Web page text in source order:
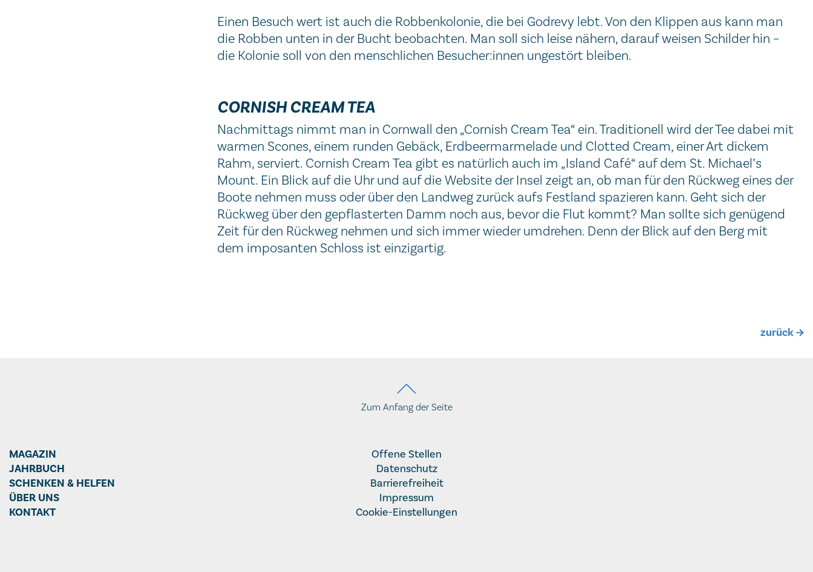
Einen Besuch wert ist auch die Robbenkolonie, die bei Godrevy lebt. Von den Klippen aus kann man
die Robben unten in der Bucht beobachten. Man soll sich leise nähern, darauf weisen Schilder hin –
die Kolonie soll von den menschlichen Besucher:innen ungestört bleiben.
CORNISH CREAM TEA
Nachmittags nimmt man in Cornwall den „Cornish Cream Tea“ ein. Traditionell wird der Tee dabei mit
warmen Scones, einem runden Gebäck, Erdbeermarmelade und Clotted Cream, einer Art dickem
Rahm, serviert. Cornish Cream Tea gibt es natürlich auch im „Island Café“ auf dem St. Michael’s
Mount. Ein Blick auf die Uhr und auf die Website der Insel zeigt an, ob man für den Rückweg eines der
Boote nehmen muss oder über den Landweg zurück aufs Festland spazieren kann. Geht sich der
Rückweg über den gepflasterten Damm noch aus, bevor die Flut kommt? Man sollte sich genügend
Zeit für den Rückweg nehmen und sich immer wieder umdrehen. Denn der Blick auf den Berg mit
dem imposanten Schloss ist einzigartig.
zurück
Zum Anfang der Seite
MAGAZIN
JAHRBUCH
SCHENKEN & HELFEN
ÜBER UNS
KONTAKT
Offene Stellen
Datenschutz
Barrierefreiheit
Impressum
Cookie-Einstellungen